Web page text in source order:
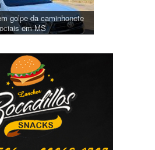
golpe da caminhonete
em MS